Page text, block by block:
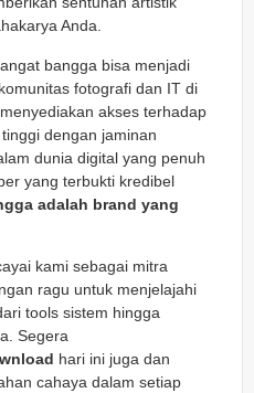
Anda.
bangga bisa menjadi
fotografi dan IT di
akses terhadap
dengan jaminan
dunia digital yang penuh
yang terbukti kredibel
adalah brand yang
kami sebagai mitra
ragu untuk menjelajahi
tools sistem hingga
Segera
hari ini juga dan
cahaya dalam setiap